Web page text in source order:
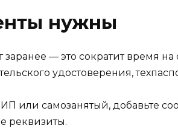
нужны
заранее — это сократит время
удостоверения,
или самозанятый, добавьте
реквизиты.